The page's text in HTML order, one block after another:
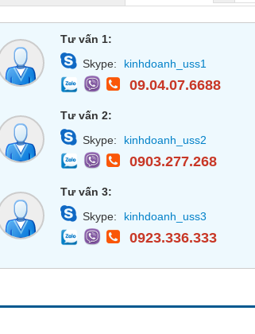
Tư vấn 1:
Skype:
kinhdoanh_uss1
09.04.07.6688
Tư vấn 2:
Skype:
kinhdoanh_uss2
0903.277.268
Tư vấn 3:
Skype:
kinhdoanh_uss3
0923.336.333